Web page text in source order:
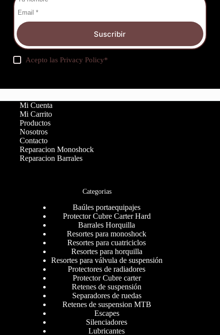
Suscribir
Acepto lasPrivacy Policy*
Mi Cuenta
Mi Carrito
Productos
Nosotros
Contacto
Reparacion Monoshock
Reparacion Barrales
Categorias
Baúles portaequipajes
Protector Cubre Carter Hard
Barrales Horquilla
Resortes para monoshock
Resortes para cuatriciclos
Resortes para horquilla
Resortes para válvula de suspensión
Protectores de radiadores
Protector Cubre carter
Retenes de suspensión
Separadores de ruedas
Retenes de suspension MTB
Escapes
Silenciadores
Lubricantes